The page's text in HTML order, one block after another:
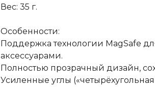
Вес: 35 г.
Особенности:
Поддержка технологии MagSafe
аксессуарами.
Полностью прозрачный дизайн,
Усиленные углы